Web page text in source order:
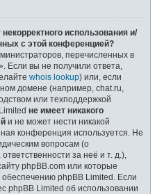
использования и/
с этой конференцией?
перечисленных в
Если вы не получили ответа,
whois lookup) или, если
домене (например, chat.ru,
или техподдержкой
не имеет никакого
и не может нести никакой
конференция используется. Не
вопросам (о
за неё и т. д.),
phpBB.com или которые
обеспечению phpBB Limited. Если
phpBB Limited об использовании